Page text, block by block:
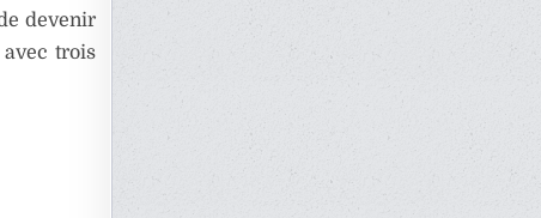
devenir
trois